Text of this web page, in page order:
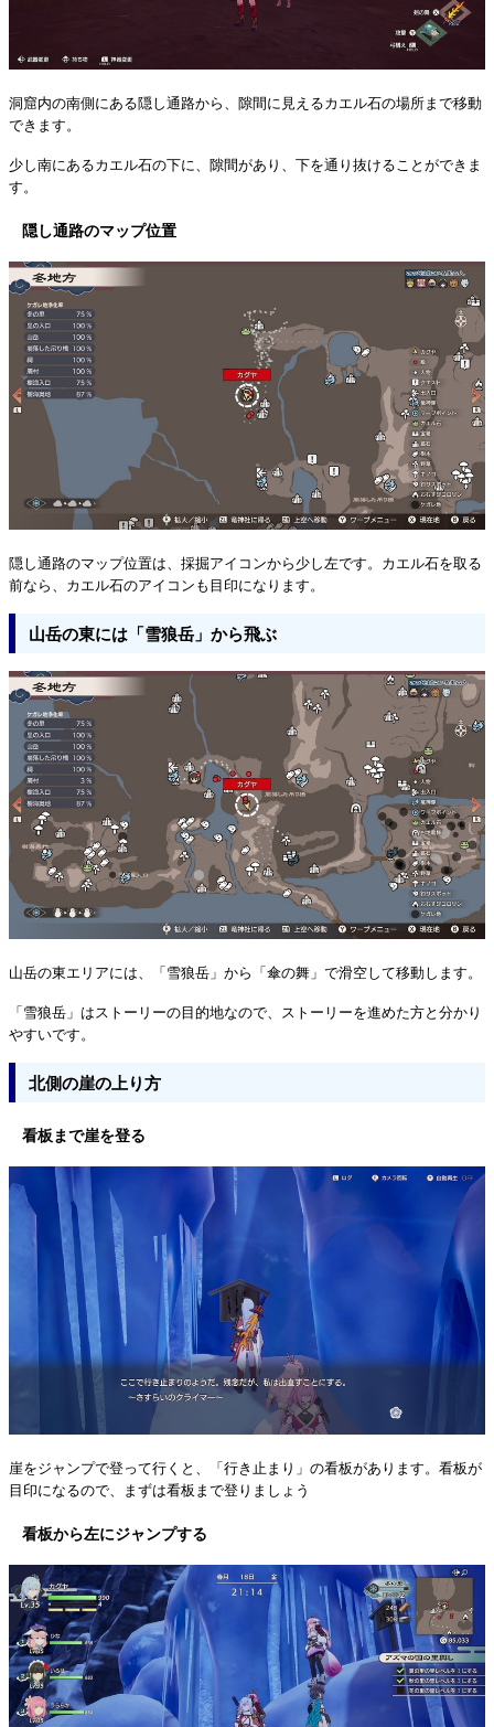
洞窟内の南側にある隠し通路から、隙間に見えるカエル石の場所まで移動
できます。
少し南にあるカエル石の下に、隙間があり、下を通り抜けることができま
す。
隠し通路のマップ位置
隠し通路のマップ位置は、採掘アイコンから少し左です。カエル石を取る
前なら、カエル石のアイコンも目印になります。
山岳の東には「雪狼岳」から飛ぶ
山岳の東エリアには、「雪狼岳」から「傘の舞」で滑空して移動します。
「雪狼岳」はストーリーの目的地なので、ストーリーを進めた方と分かり
やすいです。
北側の崖の上り方
看板まで崖を登る
崖をジャンプで登って行くと、「行き止まり」の看板があります。看板が
目印になるので、まずは看板まで登りましょう
看板から左にジャンプする